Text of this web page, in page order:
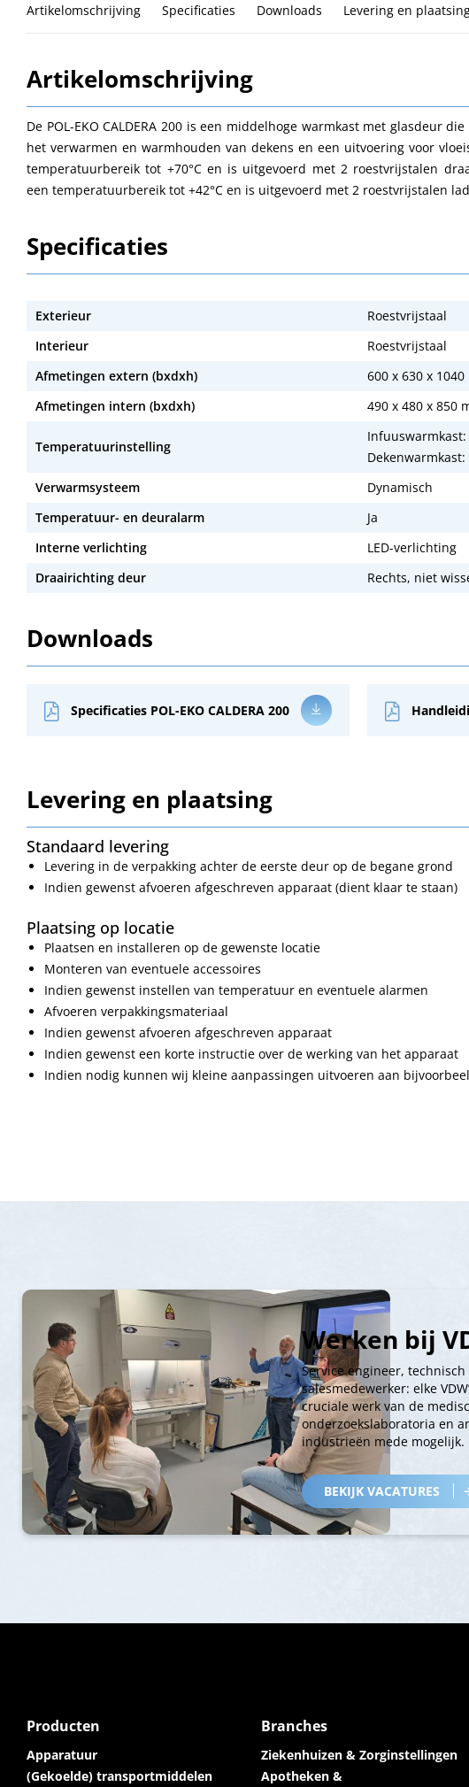
Artikelomschrijving Specificaties Downloads Levering en
Artikelomschrijving
De POL-EKO CALDERA 200 is een middelhoge warmkast met glasdeur
het verwarmen en warmhouden van dekens en een uitvoering voor
temperatuurbereik tot +70°C en is uitgevoerd met 2 roestvrijstalen
een temperatuurbereik tot +42°C en is uitgevoerd met 2 roestvrijstalen
Specificaties
Exterieur
Roestvrijstaal
Interieur
Roestvrijstaal
Afmetingen extern (bxdxh)
600 x 630 x 1040
Afmetingen intern (bxdxh)
490 x 480 x 850
Temperatuurinstelling
Infuuswarmkast:
Dekenwarmkast:
Verwarmsysteem
Dynamisch
Temperatuur- en deuralarm
Ja
Interne verlichting
LED-verlichting
Draairichting deur
Rechts, niet
Downloads
Specificaties POL-EKO CALDERA 200
Levering en plaatsing
Standaard levering
Levering in de verpakking achter de eerste deur op de begane grond
Indien gewenst afvoeren afgeschreven apparaat (dient klaar te staan)
Plaatsing op locatie
Plaatsen en installeren op de gewenste locatie
Monteren van eventuele accessoires
Indien gewenst instellen van temperatuur en eventuele alarmen
Afvoeren verpakkingsmateriaal
Indien gewenst afvoeren afgeschreven apparaat
Indien gewenst een korte instructie over de werking van het apparaat
Indien nodig kunnen wij kleine aanpassingen uitvoeren aan
Werken bij
Service engineer,
salesmedewerker: elke
cruciale werk van de
onderzoekslaboratoria en
industrieën mede mogelijk.
BEKIJK VACATURES
Producten
Apparatuur
(Gekoelde) transportmiddelen
Branches
Ziekenhuizen & Zorginstellingen
Apotheken &